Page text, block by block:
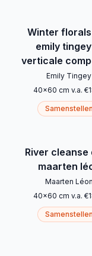
Winter
emily
verticale
Emily Tingey
40x60 cm v.a. €
Samenstellen
River cleanse
maarten
Maarten Léon
40x60 cm v.a. €
Samenstellen